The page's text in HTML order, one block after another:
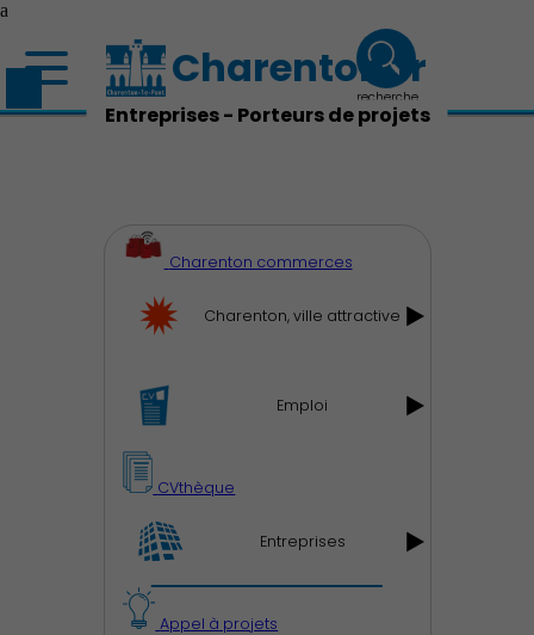
a
Charenton.fr
recherche
Entreprises - Porteurs de projets
Charenton commerces
Charenton, ville attractive
Emploi
CVthèque
Entreprises
Appel à projets